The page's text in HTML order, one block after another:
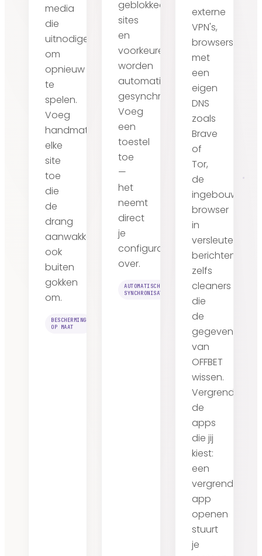
media
die
uitnodigen
om
opnieuw
te
spelen.
Voeg
handmatig
elke
site
toe
die
de
drang
aanwakkert,
ook
buiten
gokken
om.
BESCHERMING
OP MAAT
geblokkeerde
sites
en
voorkeuren
worden
automatisch
gesynchroniseerd.
Voeg
een
toestel
toe
—
het
neemt
direct
je
configuratie
over.
AUTOMATISCHE
SYNCHRONISATIE
externe
VPN's,
browsers
met
een
eigen
DNS
zoals
Brave
of
Tor,
de
ingebouwde
browser
in
versleutelde
berichtenapps,
zelfs
cleaners
die
de
gegevens
van
OFFBET
wissen.
Vergrendel
de
apps
die jij
kiest:
een
vergrendelde
app
openen
stuurt
je